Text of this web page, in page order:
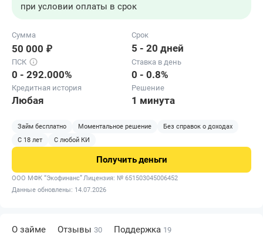
при условии оплаты в срок
Сумма
50 000 ₽
Срок
5 - 20 дней
ПСК
0 - 292.000%
Ставка в день
0 - 0.8%
Кредитная история
Любая
Решение
1 минута
Займ бесплатно Моментальное решение
Без справок о доходах
С 18 лет
С любой КИ
Получитьденьги
ООО МФК “Экофинанс”Лицензия: № 651503045006452
Данные обновлены: 14.07.2026
О займе Отзывы 30 Поддержка 19